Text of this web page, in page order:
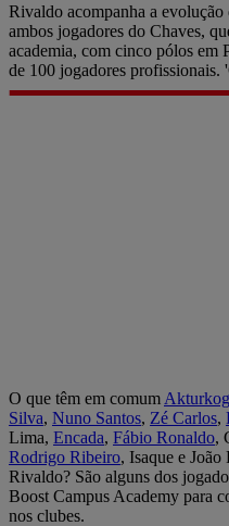
Rivaldo acompanha a
ambos jogadores do Chaves,
academia, com cinco pólos em
de 100 jogadores profissionais.
O que têm em comum
Silva, Nuno Santos, Zé Carlos,
Lima, Encada, Fábio Ronaldo,
Rodrigo Ribeiro, Isaque e
Rivaldo? São alguns dos
Boost Campus Academy para
nos clubes.